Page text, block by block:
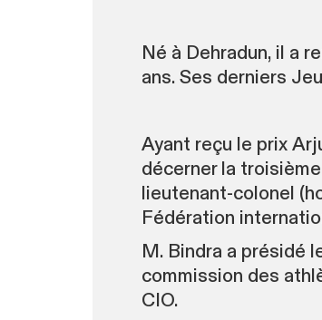
Né à Dehradun, il a
ans. Ses derniers
Ayant reçu le prix
décerner la
lieutenant-colonel
Fédération
M. Bindra a présidé
commission des
CIO.